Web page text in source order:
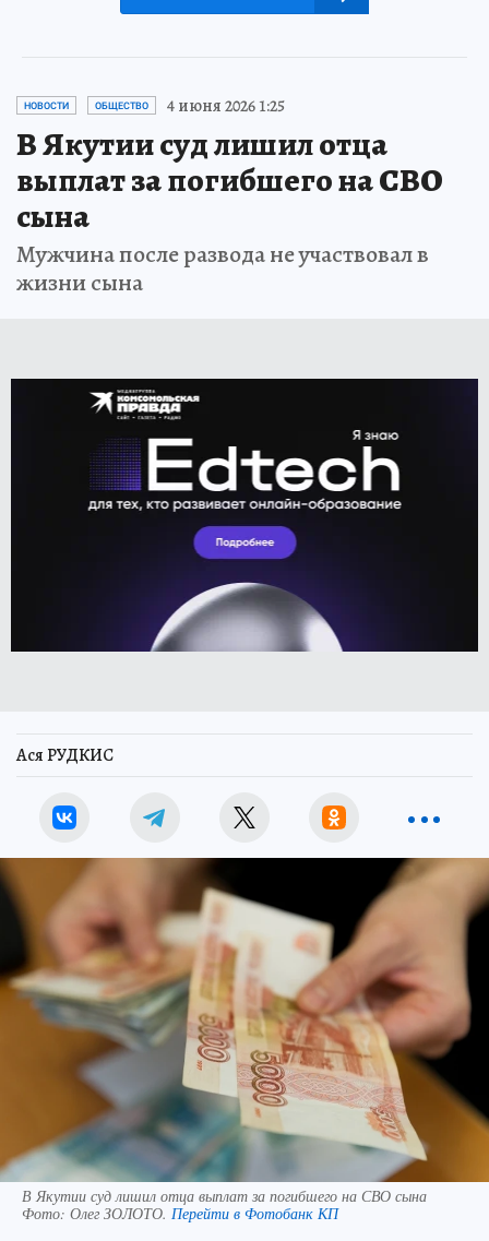
НОВОСТИ ОБЩЕСТВО 4 июня 2026 1:25
В Якутии суд лишил отца
выплат за погибшего на СВО
сына
Мужчина после развода не участвовал в
жизни сына
Ася РУДКИС
В Якутии суд лишил отца выплат за погибшего на СВО сына
Фото: Олег ЗОЛОТО. Перейти в Фотобанк КП